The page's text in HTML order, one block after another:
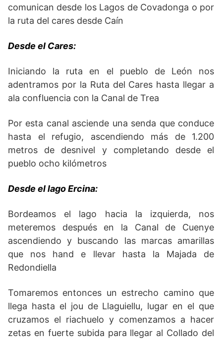
comunican desde los Lagos de Covadonga o por
la ruta del cares desde Caín
Desde el Cares:
Iniciando la ruta en el pueblo de León nos
adentramos por la Ruta del Cares hasta llegar a
ala confluencia con la Canal de Trea
Por esta canal asciende una senda que conduce
hasta el refugio, ascendiendo más de 1.200
metros de desnivel y completando desde el
pueblo ocho kilómetros
Desde el lago Ercina:
Bordeamos el lago hacia la izquierda, nos
meteremos después en la Canal de Cuenye
ascendiendo y buscando las marcas amarillas
que nos hand e llevar hasta la Majada de
Redondiella
Tomaremos entonces un estrecho camino que
llega hasta el jou de Llaguiellu, lugar en el que
cruzamos el riachuelo y comenzamos a hacer
zetas en fuerte subida para llegar al Collado del